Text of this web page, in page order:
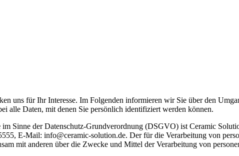
uns für Ihr Interesse. Im Folgenden informieren wir Sie über den
alle Daten, mit denen Sie persönlich identifiziert werden können.
Sinne der Datenschutz-Grundverordnung (DSGVO) ist Ceramic
E-Mail: info@ceramic-solution.de. Der für die Verarbeitung von
mit anderen über die Zwecke und Mittel der Verarbeitung von